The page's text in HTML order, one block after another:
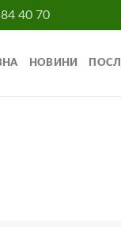
40 70
НОВИНИ